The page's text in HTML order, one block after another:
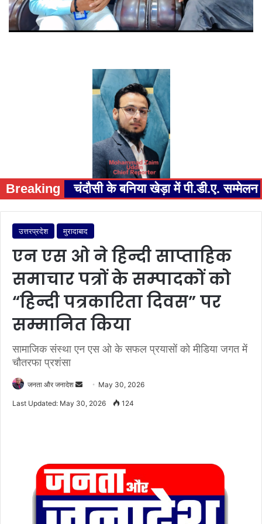
Breaking चंदौसी के बनिया खेड़ा में पी.डी.ए.
उत्तरप्रदेश मुरादाबाद
एन एस ओ ने हिन्दी साप्ताहिक
समाचार पत्रों के सम्पादकों को
“हिन्दी पत्रकारिता दिवस” पर
सम्मानित किया
सामाजिक संस्था एन एस ओ के सफल प्रयासों को मीडिया जगत में
चौतरफा प्रशंसा
जनता और जनादेश
e
e
m
a
May 30, 2026
Last Updated: May 30, 2026 124